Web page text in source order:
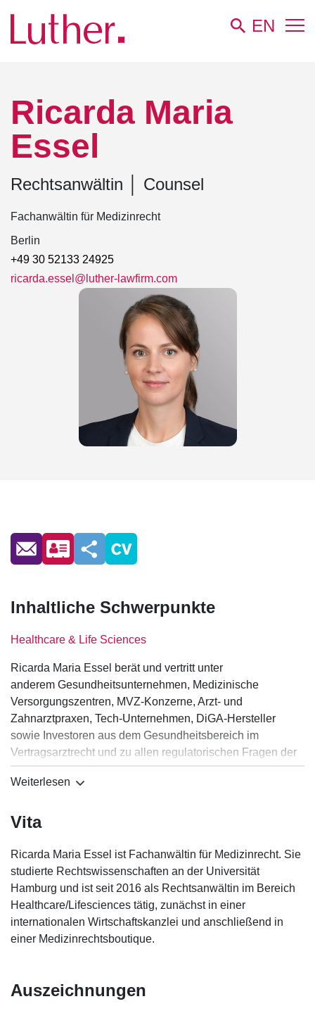
EN
Team
Ricarda Maria
Essel
Rechtsanwältin Counsel
Fachanwältin für Medizinrecht
Berlin
+49 30 52133 24925
ricarda.essel@luther-lawfirm.com
Inhaltliche Schwerpunkte
Healthcare & Life Sciences
Ricarda Maria Essel berät und vertritt unter
anderem Gesundheitsunternehmen, Medizinische
Versorgungszentren, MVZ-Konzerne, Arzt- und
Zahnarztpraxen, Tech-Unternehmen, DiGA-Hersteller
sowie Investoren aus dem Gesundheitsbereich im
Vertragsarztrecht und zu allen regulatorischen Fragen der
ambulanten und digitalen Leistungserbringung sowie der
Heil- und Hilfsmittelversorgung.
Geschäftsmodelle, berät in Bezug auf den Zugang zum
Kooperationen.
Ihr Beratungsschwerpunkte liegen im Vertragsarztrecht, im
ärztlichen und zahnärztlichen Berufsrecht, in der
Vertragsgestaltung sowie im Medizinprodukterecht
(IVD/Labor, Software/DiGA).
Weiterlesen
Vita
Ricarda Maria Essel ist Fachanwältin für Medizinrecht. Sie
studierte Rechtswissenschaften an der Universität
Hamburg und ist seit 2016 als Rechtsanwältin im Bereich
Healthcare/Lifesciences tätig, zunächst in einer
internationalen Wirtschaftskanzlei und anschließend in
einer Medizinrechtsboutique.
Auszeichnungen